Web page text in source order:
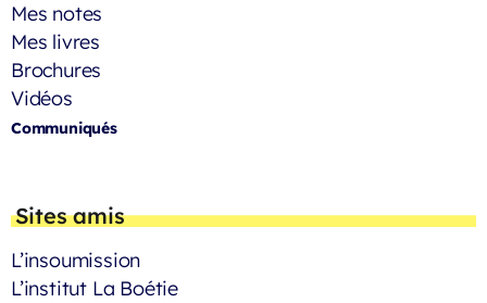
Mes notes
Mes livres
Brochures
Vidéos
Communiqués
Sites amis
L’insoumission
L’institut La Boétie